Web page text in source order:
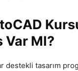
Var MI?
destekli tasarım